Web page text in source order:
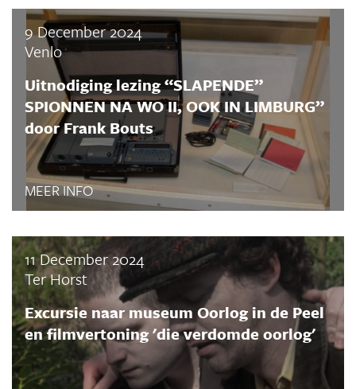
9 December 2024
Venlo
Uitnodiging lezing “SLAPENDE”
SPIONNEN NA WO II, OOK IN LIMBURG”
door Frank Bouts
MEER INFO
11 December 2024
Ter Horst
Excursie naar museum Oorlog in de Peel
en filmvertoning 'die verdomde oorlog'